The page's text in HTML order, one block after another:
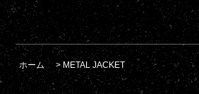
ホーム > METAL JACKET